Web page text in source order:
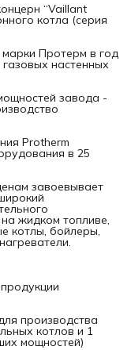
“Vaillant
котла (серия
Протерм в год
настенных
завода -
Protherm
в 25
завоевывает
жидком топливе,
котлы, бойлеры,
производства
котлов и 1
мощностей)